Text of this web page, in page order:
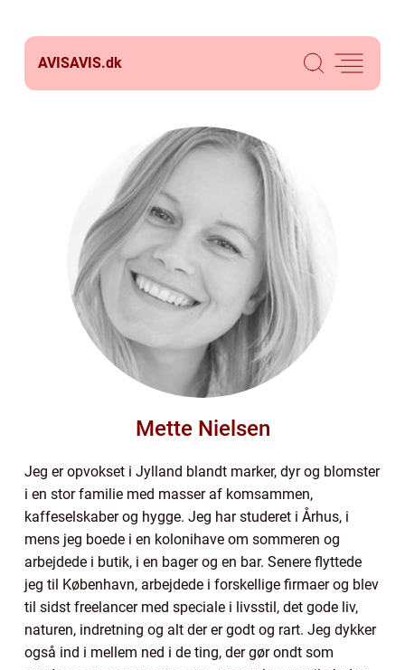
AVISAVIS.dk
Mette Nielsen
Jeg er opvokset i Jylland blandt marker, dyr og blomster
i en stor familie med masser af komsammen,
kaffeselskaber og hygge. Jeg har studeret i Århus, i
mens jeg boede i en kolonihave om sommeren og
arbejdede i butik, i en bager og en bar. Senere flyttede
jeg til København, arbejdede i forskellige firmaer og blev
til sidst freelancer med speciale i livsstil, det gode liv,
naturen, indretning og alt der er godt og rart. Jeg dykker
også ind i mellem ned i de ting, der gør ondt som